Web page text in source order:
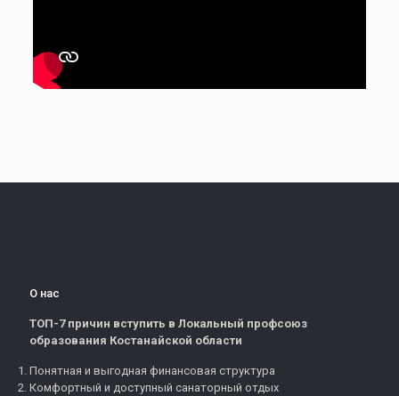
О нас
ТОП-7 причин вступить в Локальный профсоюз
образования Костанайской области
Понятная и выгодная финансовая структура
Комфортный и доступный санаторный отдых